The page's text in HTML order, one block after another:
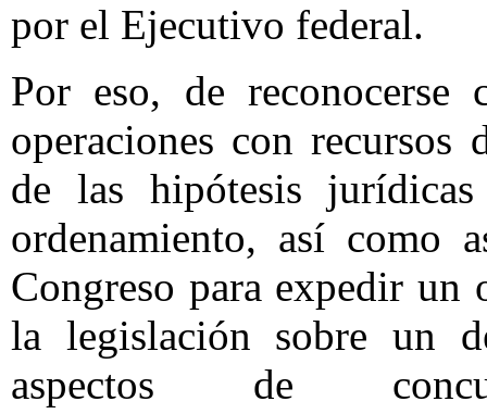
por el Ejecutivo federal.
Por eso, de reconocerse
operaciones con
de las hipótesis
ordenamiento, así como
Congreso para expedir un
la legislación sobre un
aspectos de